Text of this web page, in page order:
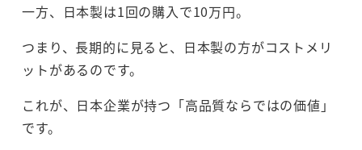
一方、日本製は1回の購入で10万円。
つまり、長期的に見ると、日本製の方がコストメリ
ットがあるのです。
これが、日本企業が持つ「高品質ならではの価値」
です。